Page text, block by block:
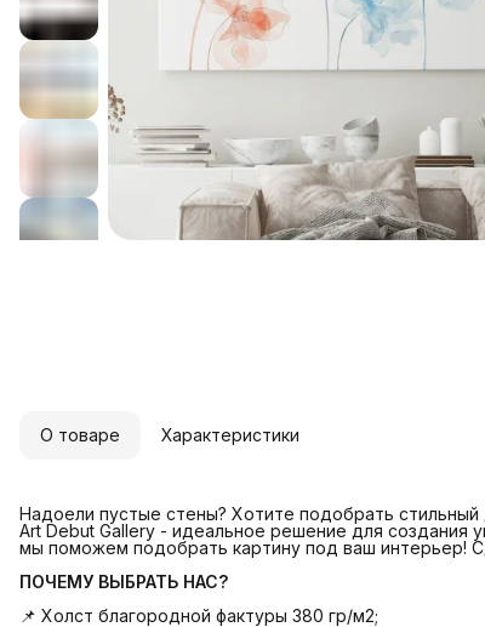
О товаре Характеристики
Надоели пустые стены? Хотите подобрать стильный
Art Debut Gallery - идеальное решение для
мы поможем подобрать картину под ваш интерьер!
ПОЧЕМУ ВЫБРАТЬ НАС?
📌 Холст благородной фактуры 380 гр/м2;